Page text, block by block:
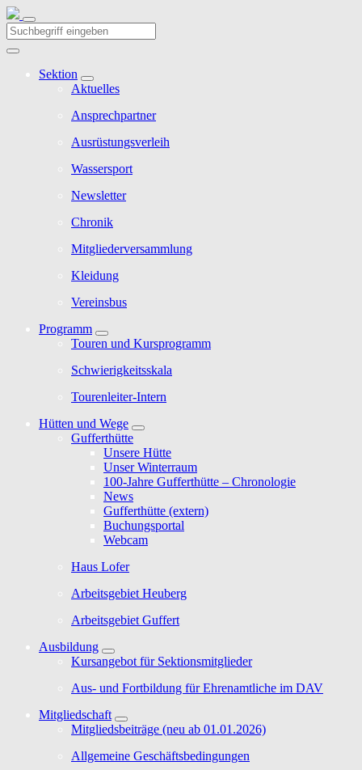
Sektion
Aktuelles
Ansprechpartner
Ausrüstungsverleih
Wassersport
Newsletter
Chronik
Mitgliederversammlung
Kleidung
Vereinsbus
Programm
Touren und Kursprogramm
Schwierigkeitsskala
Tourenleiter-Intern
Hütten und Wege
Gufferthütte
Unsere Hütte
Unser Winterraum
100-Jahre Gufferthütte – Chronologie
News
Gufferthütte (extern)
Buchungsportal
Webcam
Haus Lofer
Arbeitsgebiet Heuberg
Arbeitsgebiet Guffert
Ausbildung
Kursangebot für Sektionsmitglieder
Aus- und Fortbildung für Ehrenamtliche im DAV
Mitgliedschaft
Mitgliedsbeiträge (neu ab 01.01.2026)
Allgemeine Geschäftsbedingungen